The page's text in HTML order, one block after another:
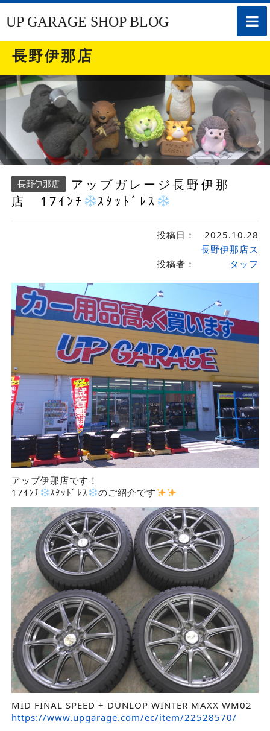
toggle
UP GARAGE SHOP BLOG
長野伊那店
長野伊那店
アップガレージ長野伊那
店 17ｲﾝﾁ
ｽﾀｯﾄﾞﾚｽ
投稿日： 2025.10.28
投稿者：
長野伊那店ス
タッフ
アップ伊那店です！
17ｲﾝﾁ
ｽﾀｯﾄﾞﾚｽ のご紹介です
MID FINAL SPEED + DUNLOP WINTER MAXX WM02
https://www.upgarage.com/ec/item/22528570/